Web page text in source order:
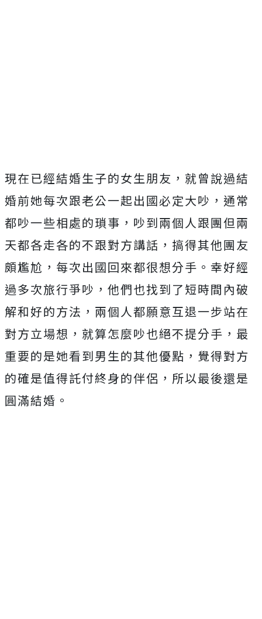
現在已經結婚生子的女生朋友，就曾說過結
婚前她每次跟老公一起出國必定大吵，通常
都吵一些相處的瑣事，吵到兩個人跟團但兩
天都各走各的不跟對方講話，搞得其他團友
頗尷尬，每次出國回來都很想分手。幸好經
過多次旅行爭吵，他們也找到了短時間內破
解和好的方法，兩個人都願意互退一步站在
對方立場想，就算怎麼吵也絕不提分手，最
重要的是她看到男生的其他優點，覺得對方
的確是值得託付終身的伴侶，所以最後還是
圓滿結婚。